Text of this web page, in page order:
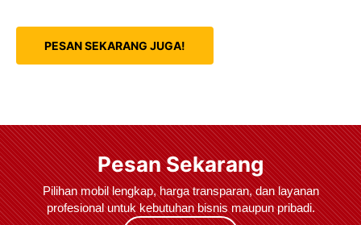
PESAN SEKARANG JUGA!
Pesan Sekarang
Pilihan mobil lengkap, harga transparan, dan layanan
profesional untuk kebutuhan bisnis maupun pribadi.